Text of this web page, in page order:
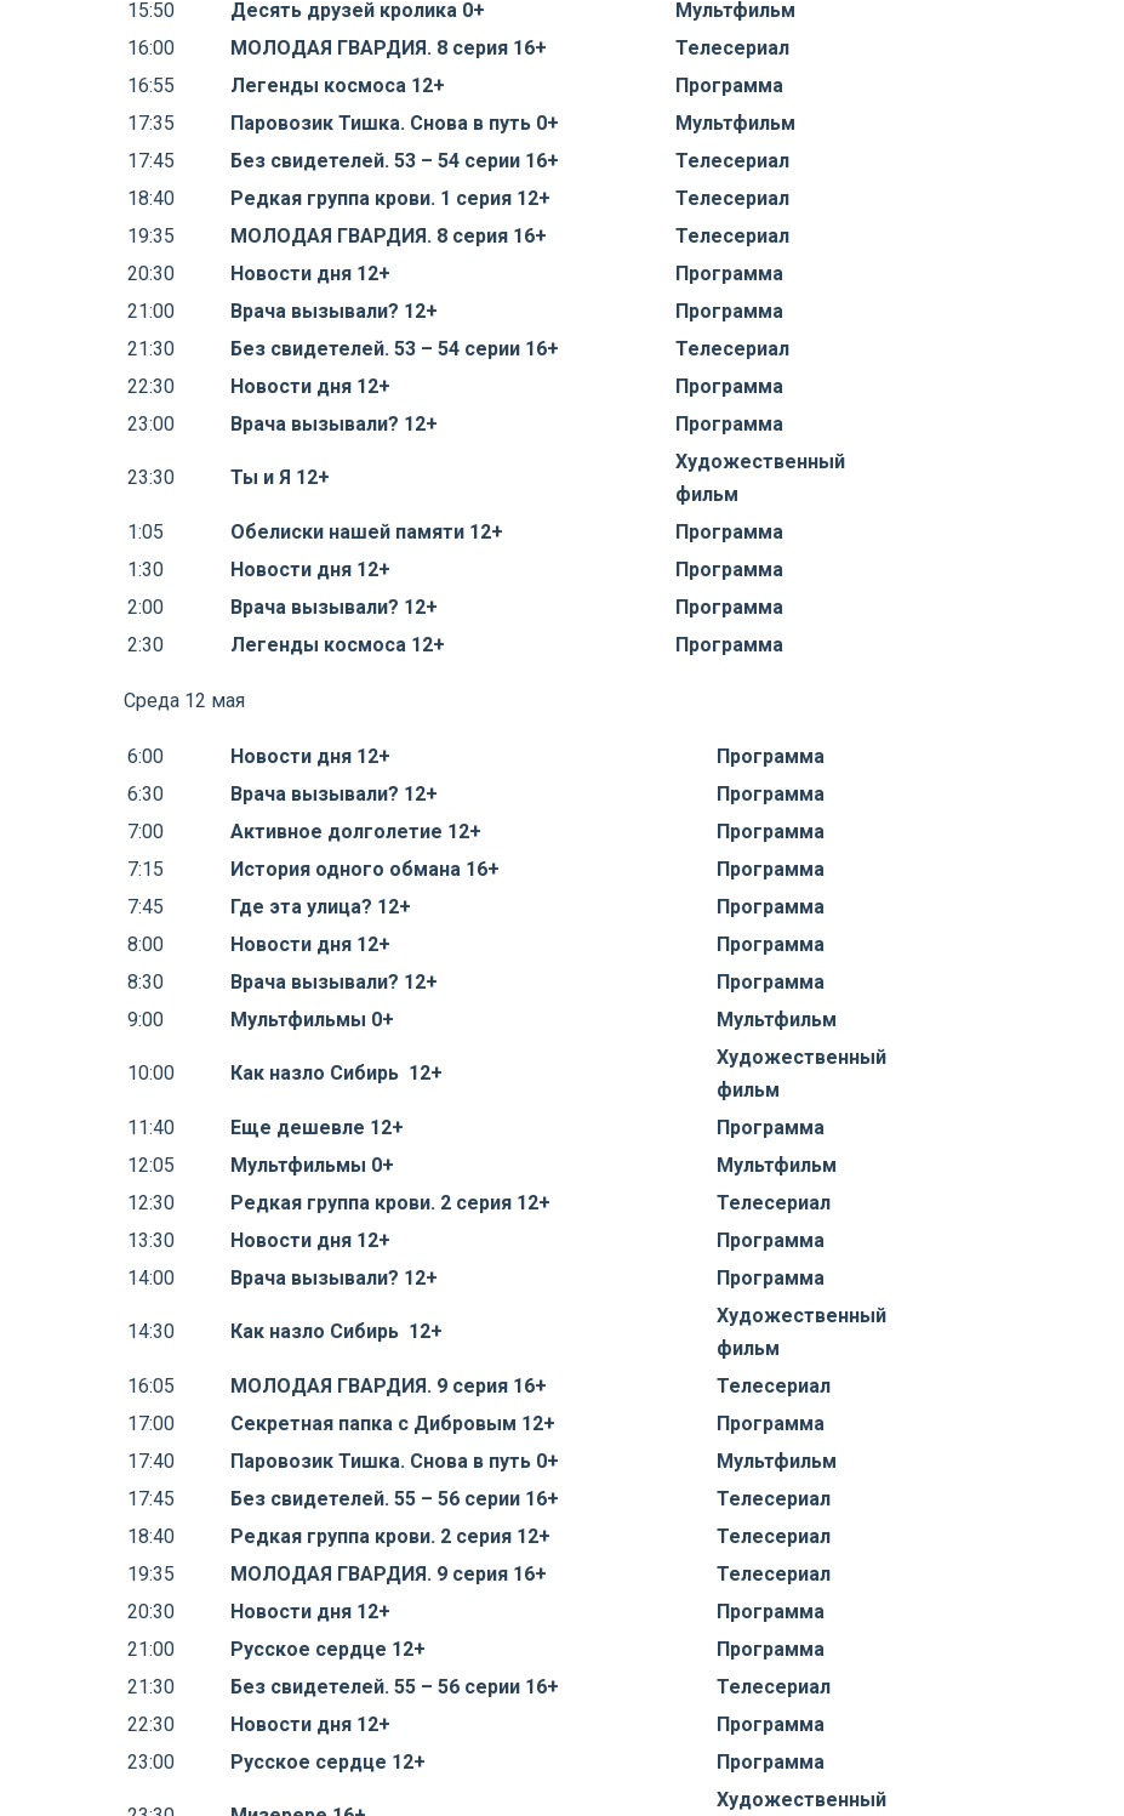
15:50
Десять друзей кролика 0+
Мультфильм
16:00
МОЛОДАЯ ГВАРДИЯ. 8 серия 16+
Телесериал
16:55
Легенды космоса 12+
Программа
17:35
Паровозик Тишка. Снова в путь 0+
Мультфильм
17:45
Без свидетелей. 53 – 54 серии 16+
Телесериал
18:40
Редкая группа крови. 1 серия 12+
Телесериал
19:35
МОЛОДАЯ ГВАРДИЯ. 8 серия 16+
Телесериал
20:30
Новости дня 12+
Программа
21:00
Врача вызывали? 12+
Программа
21:30
Без свидетелей. 53 – 54 серии 16+
Телесериал
22:30
Новости дня 12+
Программа
23:00
Врача вызывали? 12+ Программа
23:30 Ты и Я 12+
Художественный
фильм
1:05
Обелиски нашей памяти 12+
Программа
1:30
Новости дня 12+
Программа
2:00
Врача вызывали? 12+
Программа
2:30
Легенды космоса 12+ Программа
Среда 12 мая
6:00 Новости дня 12+
Программа
6:30
Врача вызывали? 12+
Программа
7:00
Активное долголетие 12+
Программа
7:15
История одного обмана 16+
Программа
7:45
Где эта улица? 12+
Программа
8:00
Новости дня 12+
Программа
8:30
Врача вызывали? 12+
Программа
9:00
Мультфильмы 0+ Мультфильм
10:00 Как назло Сибирь 12+
Художественный
фильм
11:40
Еще дешевле 12+
Программа
12:05
Мультфильмы 0+
Мультфильм
12:30
Редкая группа крови. 2 серия 12+
Телесериал
13:30
Новости дня 12+
Программа
14:00
Врача вызывали? 12+ Программа
14:30 Как назло Сибирь 12+
Художественный
фильм
16:05
МОЛОДАЯ ГВАРДИЯ. 9 серия 16+
Телесериал
17:00
Секретная папка с Дибровым 12+
Программа
17:40
Паровозик Тишка. Снова в путь 0+
Мультфильм
17:45
Без свидетелей. 55 – 56 серии 16+
Телесериал
18:40
Редкая группа крови. 2 серия 12+
Телесериал
19:35
МОЛОДАЯ ГВАРДИЯ. 9 серия 16+
Телесериал
20:30
Новости дня 12+
Программа
21:00
Русское сердце 12+
Программа
21:30
Без свидетелей. 55 – 56 серии 16+
Телесериал
22:30
Новости дня 12+
Программа
23:00
Русское сердце 12+ Программа
Художественный